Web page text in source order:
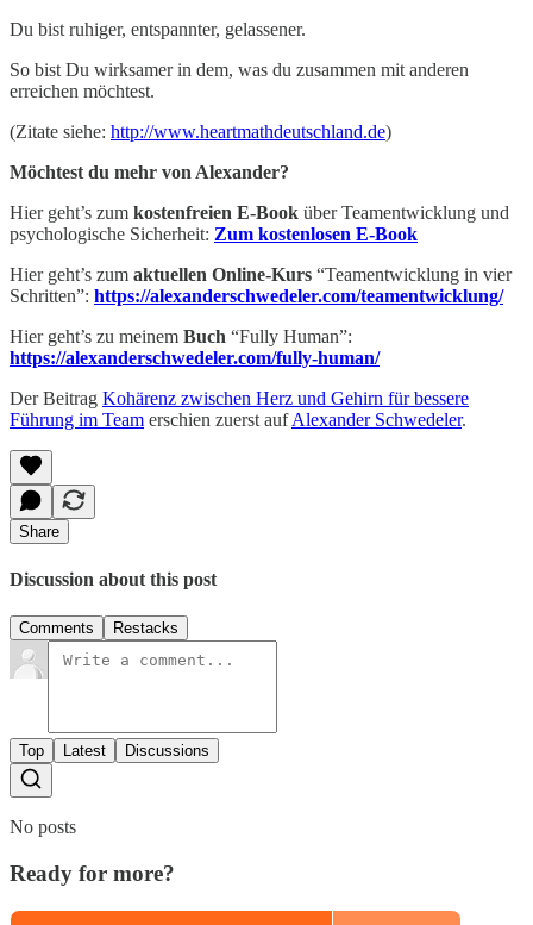
Du bist ruhiger, entspannter, gelassener.
So bist Du wirksamer in dem, was du zusammen mit anderen
erreichen möchtest.
(Zitate siehe: http://www.heartmathdeutschland.de)
Möchtest du mehr von Alexander?
Hier geht’s zum kostenfreien E-Book über Teamentwicklung und
psychologische Sicherheit: Zum kostenlosen E-Book
Hier geht’s zum aktuellen Online-Kurs “Teamentwicklung in vier
Schritten”: https://alexanderschwedeler.com/teamentwicklung/
Hier geht’s zu meinem Buch “Fully Human”:
https://alexanderschwedeler.com/fully-human/
Der Beitrag Kohärenz zwischen Herz und Gehirn für bessere
Führung im Team erschien zuerst aufAlexander Schwedeler.
Share
Discussion about this post
Comments Restacks
Top Latest Discussions
No posts
Ready for more?